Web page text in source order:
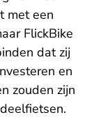
met een
FlickBike
dat zij
en
zouden zijn